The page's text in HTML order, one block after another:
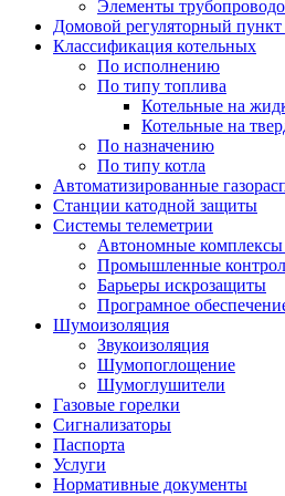
Элементы
Домовой регуляторный
Классификация котельных
По исполнению
По типу топлива
Котельные на
Котельные на
По назначению
По типу котла
Автоматизированные
Станции катодной защиты
Системы телеметрии
Автономные
Промышленные
Барьеры искрозащиты
Програмное
Шумоизоляция
Звукоизоляция
Шумопоглощение
Шумоглушители
Газовые горелки
Сигнализаторы
Паспорта
Услуги
Нормативные документы